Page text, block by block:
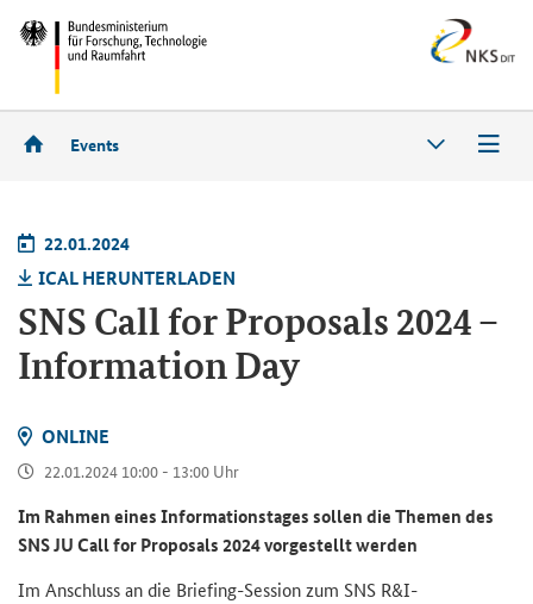
Events
22.01.2024
ICAL HER­UN­TER­LA­DEN
SNS Call for Proposals 2024 –
Information Day
ON­LINE
22.01.2024 10:00 - 13:00 Uhr
Im Rah­men eines In­for­ma­ti­ons­ta­ges sol­len die The­men des
SNS JU Call for Proposals2024 vor­ge­stellt wer­den
Im An­schluss an die Briefing-Sessionzum SNS R&I-​